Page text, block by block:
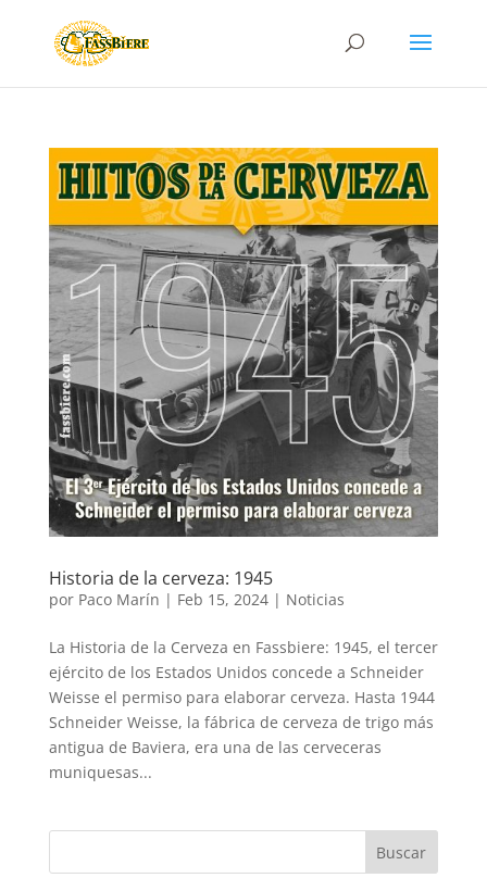
Historia de la cerveza: 1945
por Paco Marín | Feb 15, 2024| Noticias
La Historia de la Cerveza en Fassbiere: 1945, el tercer
ejército de los Estados Unidos concede a Schneider
Weisse el permiso para elaborar cerveza. Hasta 1944
Schneider Weisse, la fábrica de cerveza de trigo más
antigua de Baviera, era una de las cerveceras
muniquesas...
Buscar